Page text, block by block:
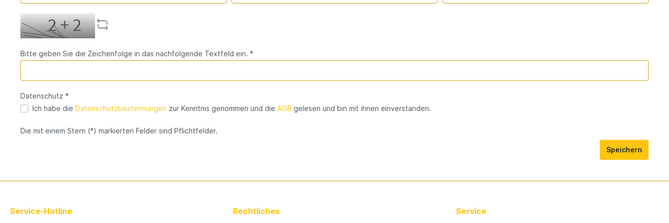
Bitte geben Sie die Zeichenfolge in das nachfolgende Textfeld ein. *
Datenschutz *
Ich habe die Datenschutzbestimmungen zur Kenntnis genommen und die AGB gelesen und bin mit ihnen einverstanden.
Die mit einem Stern (*) markierten Felder sind Pflichtfelder.
Speichern
Service-Hotline Rechtliches Service